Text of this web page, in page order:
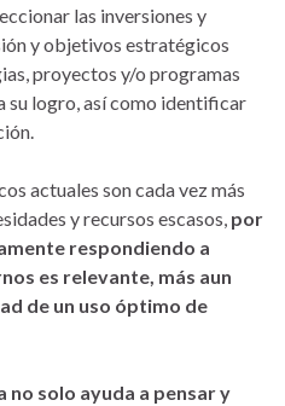
las inversiones y
y objetivos estratégicos
proyectos y/o programas
su logro, así como identificar
actuales son cada vez más
y recursos escasos, por
respondiendo a
es relevante, más aun
de un uso óptimo de
solo ayuda a pensar y